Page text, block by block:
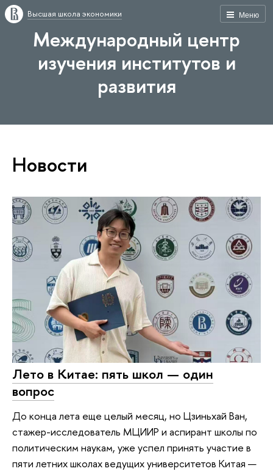
Меню
Высшая школа экономики
Международный центр
изучения институтов и
развития
Новости
Лето в Китае: пять школ — один
вопрос
До конца лета еще целый месяц, но Цзиньхай Ван,
стажер-исследователь МЦИИР и аспирант школы по
политическим наукам, уже успел принять участие в
пяти летних школах ведущих университетов Китая —